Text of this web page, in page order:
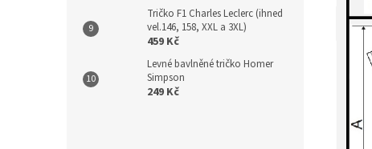
Tričko F1 Charles Leclerc (ihned
vel.146, 158, XXL a 3XL)
459 Kč
Levné bavlněné tričko Homer
Simpson
249 Kč